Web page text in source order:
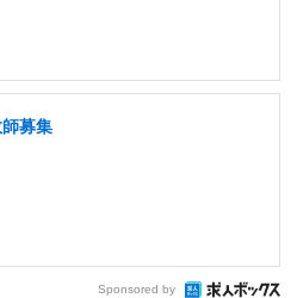
募集
Sponsored by